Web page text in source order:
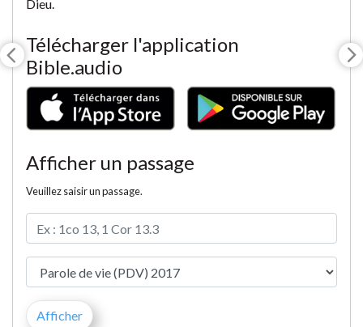
Dieu.
Télécharger l'application
Bible.audio
Afficher un passage
Veuillez saisir un passage.